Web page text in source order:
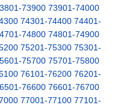
73900 73901-74000
74301-74400 74401-
74800 74801-74900
75201-75300 75301-
75700 75701-75800
76101-76200 76201-
76600 76601-76700
77001-77100 77101-